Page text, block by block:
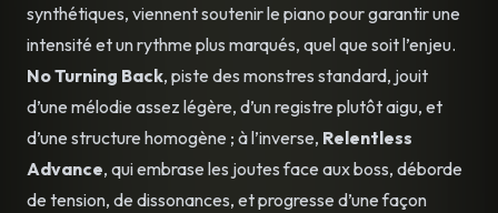
synthétiques, viennent soutenir le piano pour garantir une
intensité et un rythme plus marqués, quel que soit l’enjeu.
No Turning Back, piste des monstres standard, jouit
d’une mélodie assez légère, d’un registre plutôt aigu, et
d’une structure homogène ; à l’inverse, Relentless
Advance, qui embrase les joutes face aux boss, déborde
de tension, de dissonances, et progresse d’une façon